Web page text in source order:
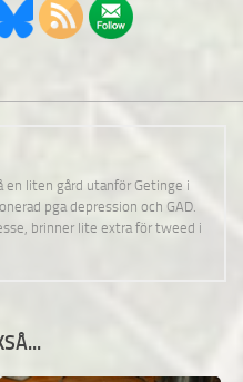
en liten gård utanför Getinge i
pga depression och GAD.
brinner lite extra för tweed i